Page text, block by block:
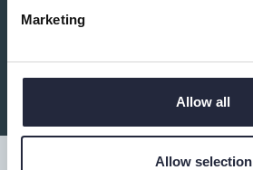
Marketing
Allow all
Allow selection
Lenas Småbestyr